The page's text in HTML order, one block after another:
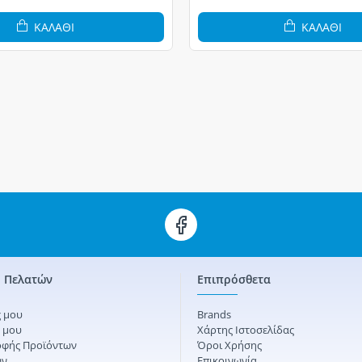
ΚΑΛΆΘΙ ΚΑΛΆΘΙ
Πελατών
μου
μου
Προϊόντων
Επιπρόσθετα
Brands
Χάρτης Ιστοσελίδας
Όροι Χρήσης